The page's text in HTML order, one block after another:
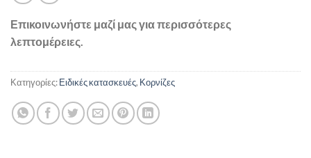
Επικοινωνήστε μαζί μας για περισσότερες
λεπτομέρειες.
Κατηγορίες:Ειδικές κατασκευές, Κορνίζες